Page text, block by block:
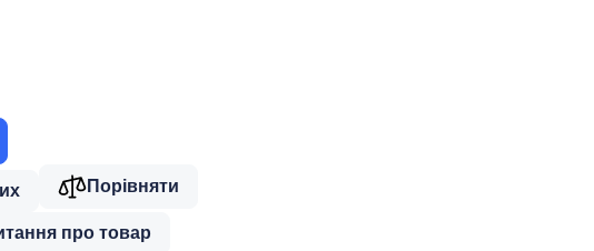
Порівняти
про товар